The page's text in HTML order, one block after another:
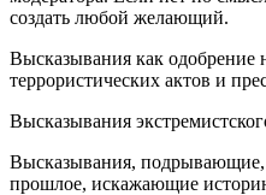
создать любой желающий.
Высказывания как одобрение
террористических актов и
Высказывания
Высказывания,
прошлое, искажающие